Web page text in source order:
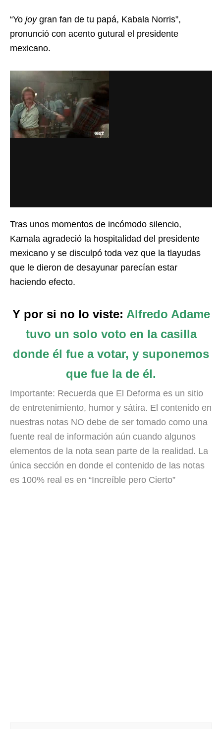
“Yo joygran fan de tu papá, Kabala Norris”,
pronunció con acento gutural el presidente
mexicano.
Tras unos momentos de incómodo silencio,
Kamala agradeció la hospitalidad del presidente
mexicano y se disculpó toda vez que la tlayudas
que le dieron de desayunar parecían estar
haciendo efecto.
Y por si no lo viste: Alfredo Adame
tuvo un solo voto en la casilla
donde él fue a votar, y suponemos
que fue la de él.
Importante: Recuerda que El Deforma es un sitio
de entretenimiento, humor y sátira. El contenido en
nuestras notas NO debe de ser tomado como una
fuente real de información aún cuando algunos
elementos de la nota sean parte de la realidad. La
única sección en donde el contenido de las notas
es 100% real es en “Increíble pero Cierto”